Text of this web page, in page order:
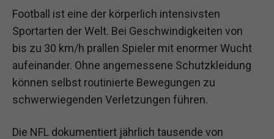
Football ist eine der körperlich intensivsten
Sportarten der Welt. Bei Geschwindigkeiten von
bis zu 30 km/h prallen Spieler mit enormer Wucht
aufeinander. Ohne angemessene Schutzkleidung
können selbst routinierte Bewegungen zu
schwerwiegenden Verletzungen führen.
Die NFL dokumentiert jährlich tausende von